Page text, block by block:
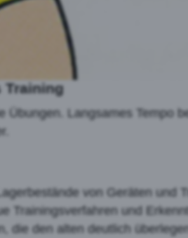
Training
Übungen. Langsames Tempo
von Geräten und
Trainingsverfahren und
die den alten deutlich